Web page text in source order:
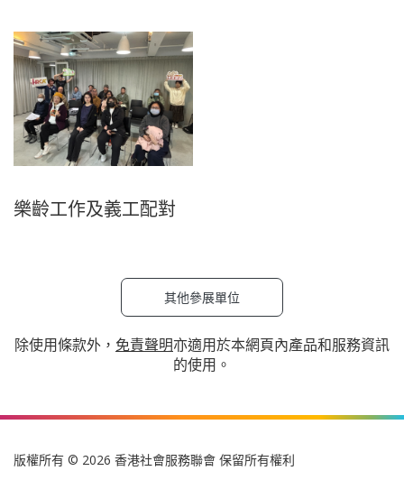
樂齡工作及義工配對
其他參展單位
除使用條款外， 免責聲明亦適用於本網頁內產品和服務資訊
的使用。
版權所有 © 2026 香港社會服務聯會 保留所有權利